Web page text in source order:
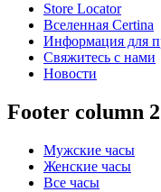
Store Locator
Вселенная Certina
Информация для
Свяжитесь с нами
Новости
Footer column 2
Мужские часы
Женские часы
Все часы